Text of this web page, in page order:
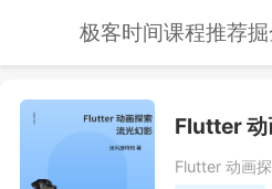
极客时间课程推荐
Flutter 动